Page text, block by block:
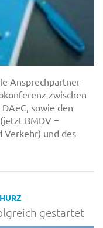
Ansprechpartner
zwischen
sowie den
BMDV =
Verkehr) und des
gestartet